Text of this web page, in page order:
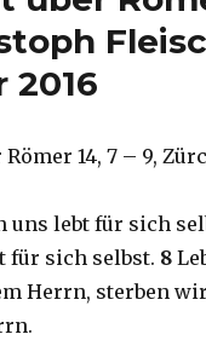
2016
14, 7 – 9,
uns lebt für sich
für sich selbst. 8
Herrn, sterben